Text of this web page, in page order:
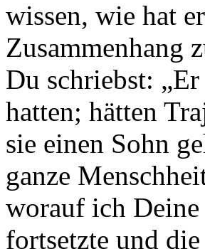
wissen, wie hat
Zusammenhang
Du schriebst:
hatten; hätten
sie einen Sohn
ganze
worauf ich Deine
fortsetzte und